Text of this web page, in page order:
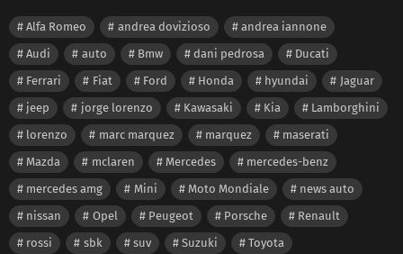
Alfa Romeo andrea dovizioso
andrea iannone
Audi
auto Bmw dani pedrosa
Ducati
Ferrari
Fiat Ford Honda hyundai
Jaguar
jeep
jorge lorenzo Kawasaki Kia
Lamborghini
lorenzo
marc marquez marquez
maserati
Mazda
mclaren Mercedes
mercedes-benz
mercedes amg
Mini Moto Mondiale
news auto
nissan
Opel Peugeot Porsche
Renault
rossi
sbk suv Suzuki
Toyota